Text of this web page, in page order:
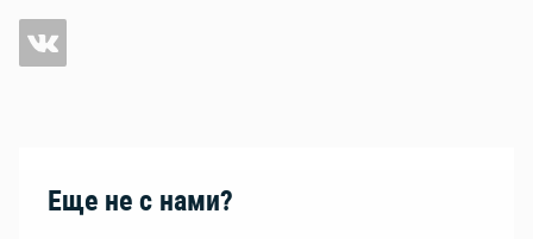
Еще не с нами?